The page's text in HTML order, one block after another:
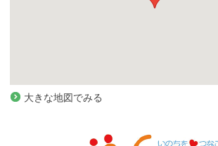
大きな地図でみる